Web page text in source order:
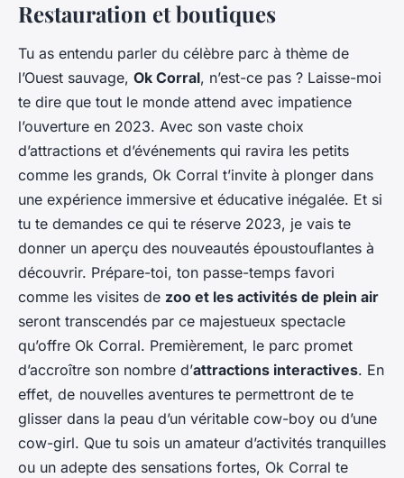
Restauration et boutiques
Tu as entendu parler du célèbre parc à thème de
l’Ouest sauvage, Ok Corral, n’est-ce pas ? Laisse-moi
te dire que tout le monde attend avec impatience
l’ouverture en 2023. Avec son vaste choix
d’attractions et d’événements qui ravira les petits
comme les grands, Ok Corral t’invite à plonger dans
une expérience immersive et éducative inégalée. Et si
tu te demandes ce qui te réserve 2023, je vais te
donner un aperçu des nouveautés époustouflantes à
découvrir. Prépare-toi, ton passe-temps favori
comme les visites de zoo et les activités de plein air
seront transcendés par ce majestueux spectacle
qu’offre Ok Corral. Premièrement, le parc promet
d’accroître son nombre d’attractions interactives. En
effet, de nouvelles aventures te permettront de te
glisser dans la peau d’un véritable cow-boy ou d’une
cow-girl. Que tu sois un amateur d’activités tranquilles
ou un adepte des sensations fortes, Ok Corral te